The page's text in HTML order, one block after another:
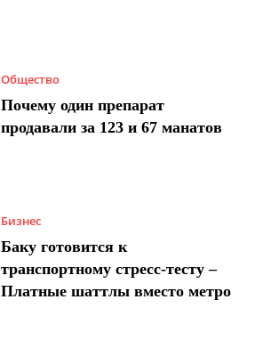
Общество
Почему один препарат
продавали за 123 и 67 манатов
Бизнес
Баку готовится к
транспортному стресс-тесту –
Платные шаттлы вместо метро